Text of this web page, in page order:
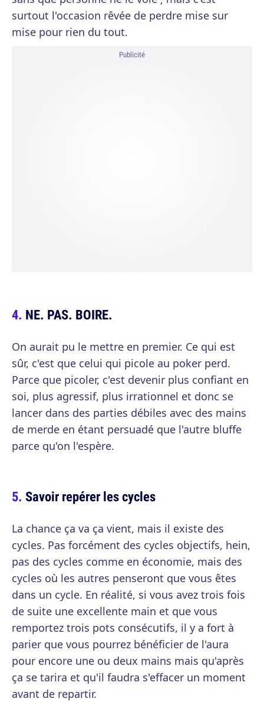
surtout l'occasion rêvée de perdre mise sur
mise pour rien du tout.
Publicité
NE. PAS. BOIRE.
On aurait pu le mettre en premier. Ce qui est
sûr, c'est que celui qui picole au poker perd.
Parce que picoler, c'est devenir plus confiant en
soi, plus agressif, plus irrationnel et donc se
lancer dans des parties débiles avec des mains
de merde en étant persuadé que l'autre bluffe
parce qu'on l'espère.
Savoir repérer les cycles
La chance ça va ça vient, mais il existe des
cycles. Pas forcément des cycles objectifs, hein,
pas des cycles comme en économie, mais des
cycles où les autres penseront que vous êtes
dans un cycle. En réalité, si vous avez trois fois
de suite une excellente main et que vous
remportez trois pots consécutifs, il y a fort à
parier que vous pourrez bénéficier de l'aura
pour encore une ou deux mains mais qu'après
ça se tarira et qu'il faudra s'effacer un moment
avant de repartir.